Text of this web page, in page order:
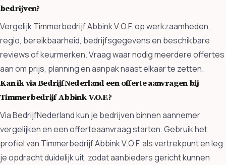
bedrijven?
Vergelijk Timmerbedrijf Abbink V.O.F. op werkzaamheden,
regio, bereikbaarheid, bedrijfsgegevens en beschikbare
reviews of keurmerken. Vraag waar nodig meerdere offertes
aan om prijs, planning en aanpak naast elkaar te zetten.
Kan ik via BedrijfNederland een offerte aanvragen bij
Timmerbedrijf Abbink V.O.F.?
Via BedrijfNederland kun je bedrijven binnen aannemer
vergelijken en een offerteaanvraag starten. Gebruik het
profiel van Timmerbedrijf Abbink V.O.F. als vertrekpunt en leg
je opdracht duidelijk uit, zodat aanbieders gericht kunnen